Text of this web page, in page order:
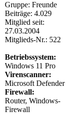
Gruppe: Freunde
Beiträge: 4.029
Mitglied seit:
27.03.2004
Mitglieds-Nr.: 522
Betriebssystem:
Windows 11 Pro
Virenscanner:
Microsoft Defender
Firewall:
Router, Windows-
Firewall